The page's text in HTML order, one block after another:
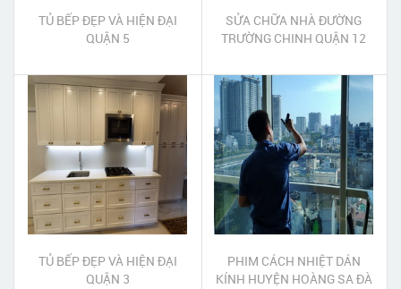
TỦ BẾP ĐẸP VÀ HIỆN ĐẠI
QUẬN 5
SỬA CHỮA NHÀ ĐƯỜNG
TRƯỜNG CHINH QUẬN 12
TỦ BẾP ĐẸP VÀ HIỆN ĐẠI
QUẬN 3
PHIM CÁCH NHIỆT DÁN
KÍNH HUYỆN HOÀNG SA ĐÀ